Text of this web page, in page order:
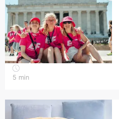
5 min